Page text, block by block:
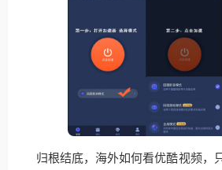
归根结底，海外如何看优酷视频，